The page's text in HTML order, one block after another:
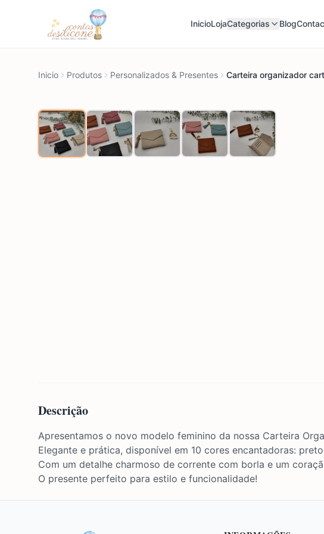
InicioLojaCategorias Blog
Inicio Produtos Personalizados & Presentes Carteira organizador
Descrição
Apresentamos o novo modelo feminino da nossa Carteira
Elegante e prática, disponível em 10 cores encantadoras:
Com um detalhe charmoso de corrente com borla e um
O presente perfeito para estilo e funcionalidade!